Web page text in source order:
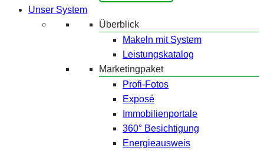
Unser System
Überblick
Makeln mit System
Leistungskatalog
Marketingpaket
Profi-Fotos
Exposé
Immobilienportale
360° Besichtigung
Energieausweis